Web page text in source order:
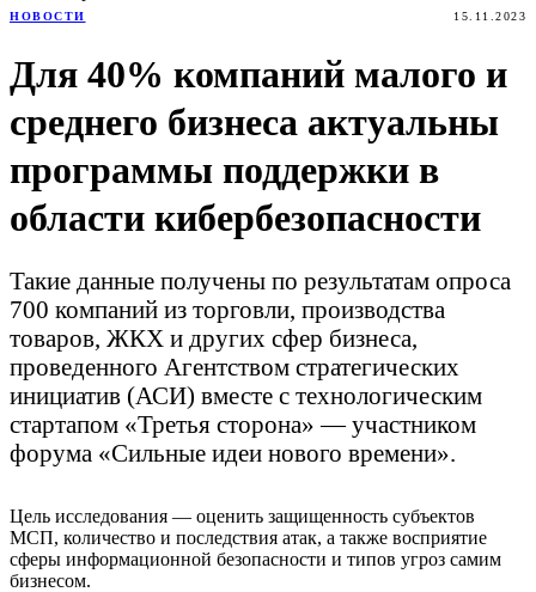
НОВОСТИ 15.11.2023
Для 40% компаний малого и
среднего бизнеса актуальны
программы поддержки в
области кибербезопасности
Такие данные получены по результатам опроса
700 компаний из торговли, производства
товаров, ЖКХ и других сфер бизнеса,
проведенного Агентством стратегических
инициатив (АСИ) вместе с технологическим
стартапом «Третья сторона» — участником
форума «Сильные идеи нового времени».
Цель исследования — оценить защищенность субъектов
МСП, количество и последствия атак, а также восприятие
сферы информационной безопасности и типов угроз самим
бизнесом.